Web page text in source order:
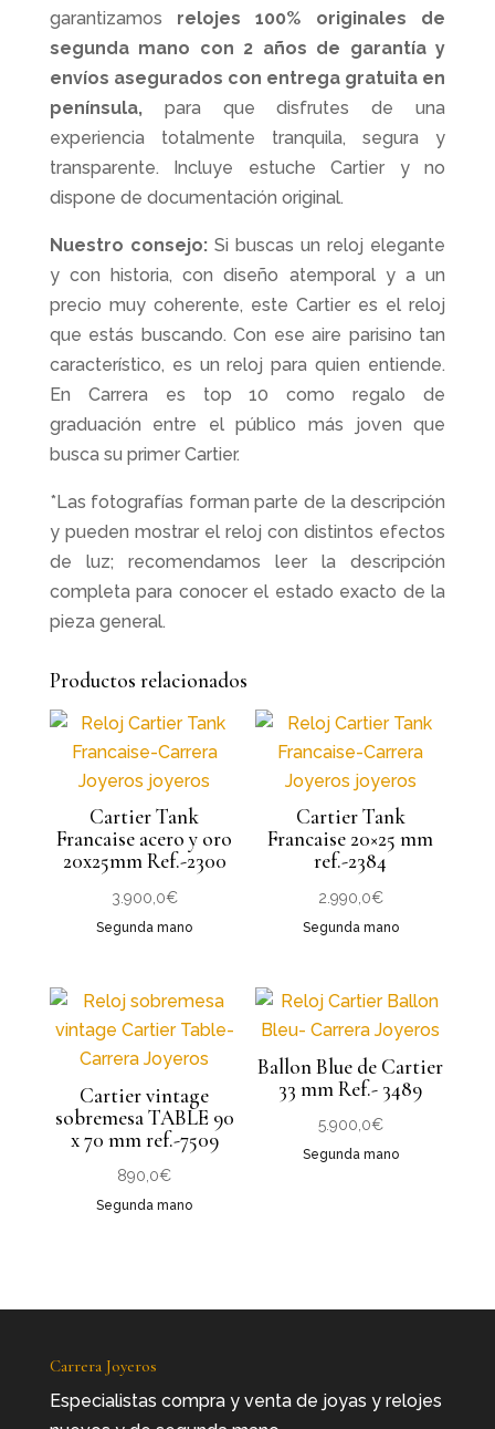
garantizamos relojes 100% originales de
segunda mano con 2 años de garantía y
envíos asegurados con entrega gratuita en
península,para que disfrutes de una
experiencia totalmente tranquila, segura y
transparente. Incluye estuche Cartier y no
dispone de documentación original.
Nuestro consejo: Si buscas un reloj elegante
y con historia, con diseño atemporal y a un
precio muy coherente, este Cartier es el reloj
que estás buscando. Con ese aire parisino tan
característico, es un reloj para quien entiende.
En Carrera es top 10 como regalo de
graduación entre el público más joven que
busca su primer Cartier.
*Las fotografías forman parte de la descripción
y pueden mostrar el reloj con distintos efectos
de luz; recomendamos leer la descripción
completa para conocer el estado exacto de la
pieza general.
Productos relacionados
Cartier Tank
Francaise acero y oro
20x25mm Ref.-2300
3.900,0€
Segunda mano
Cartier Tank
Francaise 20×25 mm
ref.-2384
2.990,0€
Segunda mano
Cartier vintage
sobremesa TABLE 90
x 70 mm ref.-7509
890,0€
Segunda mano
Ballon Blue de Cartier
33 mm Ref.- 3489
5.900,0€
Segunda mano
Carrera Joyeros
Especialistas compra y venta de joyas y relojes